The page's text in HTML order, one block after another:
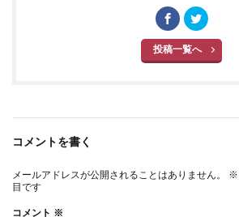
投稿一覧へ
コメントを書く
メールアドレスが公開されることはありません。 ※
目です
コメント ※